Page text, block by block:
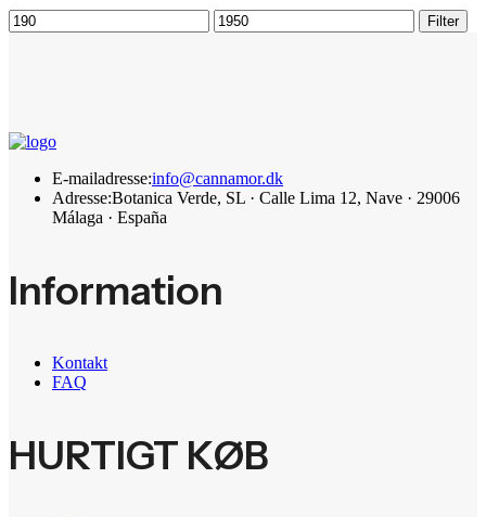
Mindste
pris
Højeste
pris
Filter
E-mailadresse:info@cannamor.dk
Adresse:Botanica Verde, SL · Calle Lima 12, Nave · 29006
Málaga · España
Information
Kontakt
FAQ
HURTIGT KØB